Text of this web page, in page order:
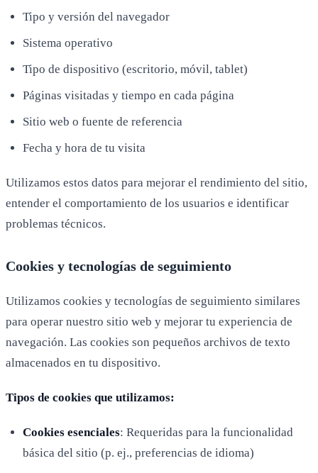
Tipo y versión del navegador
Sistema operativo
Tipo de dispositivo (escritorio, móvil, tablet)
Páginas visitadas y tiempo en cada página
Sitio web o fuente de referencia
Fecha y hora de tu visita
Utilizamos estos datos para mejorar el rendimiento del sitio,
entender el comportamiento de los usuarios e identificar
problemas técnicos.
Cookies y tecnologías de seguimiento
Utilizamos cookies y tecnologías de seguimiento similares
para operar nuestro sitio web y mejorar tu experiencia de
navegación. Las cookies son pequeños archivos de texto
almacenados en tu dispositivo.
Tipos de cookies que utilizamos:
Cookies esenciales: Requeridas para la funcionalidad
básica del sitio (p. ej., preferencias de idioma)